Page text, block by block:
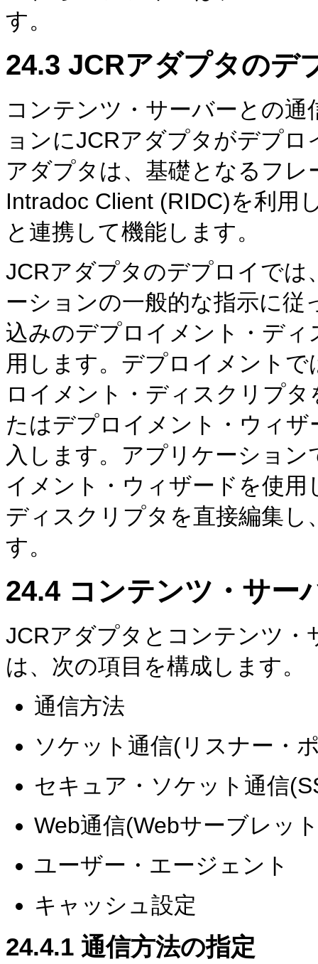
す。
24.3 JCRアダプタのデ
コンテンツ・サーバーとの
ョンにJCRアダプタがデプ
アダプタは、基礎となるフ
Intradoc Client (RIDC)を利用
と連携して機能します。
JCRアダプタのデプロイで
ーションの一般的な指示に
込みのデプロイメント・デ
用します。デプロイメント
ロイメント・ディスクリプ
たはデプロイメント・ウィ
入します。アプリケーショ
イメント・ウィザードを使
ディスクリプタを直接編集
す。
24.4 コンテンツ・サー
JCRアダプタとコンテンツ・
は、次の項目を構成します。
通信方法
ソケット通信(リスナー・
セキュア・ソケット通信
Web通信(Webサーブレッ
ユーザー・エージェント
キャッシュ設定
24.4.1 通信方法の指定